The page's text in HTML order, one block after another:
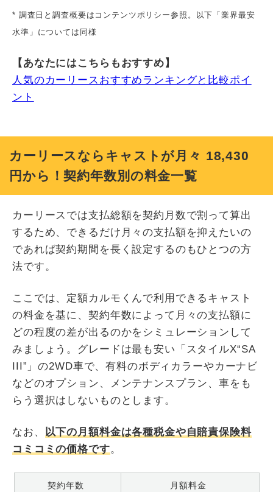
* 調査日と調査概要はコンテンツポリシー参照。以下「業界最安
水準」については同様
【あなたにはこちらもおすすめ】
人気のカーリースおすすめランキングと比較ポイ
ント
カーリースならキャストが月々 18,430
円から！契約年数別の料金一覧
カーリースでは支払総額を契約月数で割って算出
するため、できるだけ月々の支払額を抑えたいの
であれば契約期間を長く設定するのもひとつの方
法です。
ここでは、定額カルモくんで利用できるキャスト
の料金を基に、契約年数によって月々の支払額に
どの程度の差が出るのかをシミュレーションして
みましょう。グレードは最も安い「スタイルX“SA
III”」の2WD車で、有料のボディカラーやカーナビ
などのオプション、メンテナンスプラン、車をも
らう選択はしないものとします。
なお、 以下の月額料金は各種税金や自賠責保険料
コミコミの価格です。
契約年数 月額料金